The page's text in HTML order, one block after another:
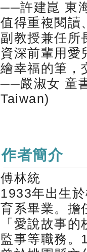
──許建崑 東
值得重複閱讀
副教授兼任所
資深前輩用愛
繪幸福的筆
──嚴淑女 童
Taiwan)
作者簡介
傅林統
1933年出生
育系畢業。擔
「愛說故事
監事等職務。